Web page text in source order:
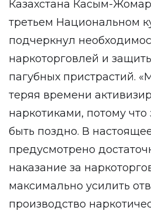
Казахстана Касым-
третьем Национальном
подчеркнул
наркоторговлей и
пагубных пристрастий.
теряя времени
наркотиками, потому
быть поздно. В
предусмотрено
наказание за
максимально усилить
производство